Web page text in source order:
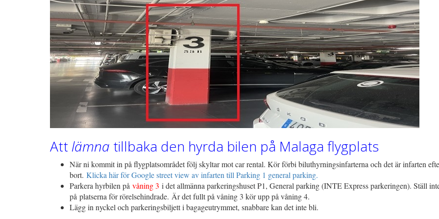
Att lämna tillbaka den hyrda bilen på Malaga flygplats
När ni kommit in på flygplatsområdet följ skyltar mot car rental. Kör förbi biluthyrningsinfarterna och det är infarten
bort. Klicka här för Google street view av infarten till Parking 1 general parking.
Parkera hyrbilen på våning 3 i det allmänna parkeringshuset P1, General parking (INTE Express parkeringen). Ställ
på platserna för rörelsehindrade. Är det fullt på våning 3 kör upp på våning 4.
Lägg in nyckel och parkeringsbiljett i bagageutrymmet, snabbare kan det inte bli.